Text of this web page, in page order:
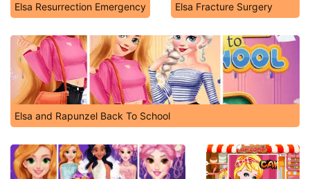
Elsa Resurrection Emergency Elsa Fracture Surgery
Elsa and Rapunzel Back To School